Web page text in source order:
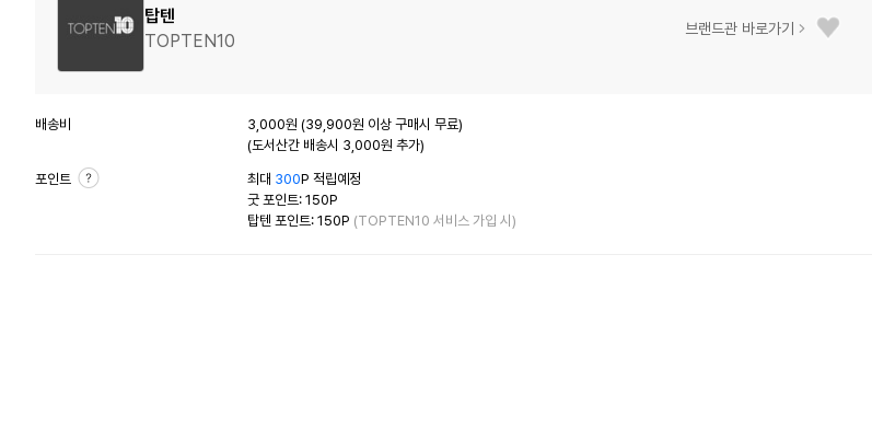
탑텐
TOPTEN10
브랜드관 바로가기
배송비
3,000원 (39,900원 이상 구매시 무료)
(도서산간 배송시 3,000원 추가)
포인트 최대 300P 적립예정
굿 포인트: 150P
탑텐 포인트: 150P (TOPTEN10 서비스 가입 시)